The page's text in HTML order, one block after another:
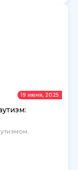
19 июня, 2025